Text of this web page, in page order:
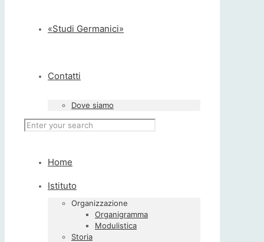
«Studi Germanici»
Contatti
Dove siamo
Home
Istituto
Organizzazione
Organigramma
Modulistica
Storia